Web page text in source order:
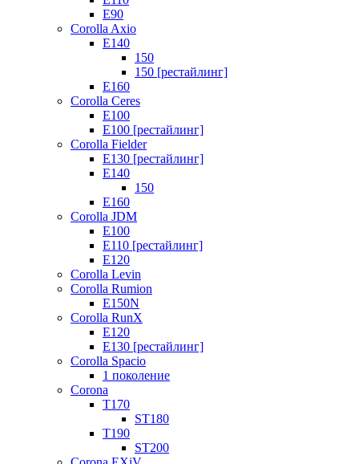
E90
Corolla Axio
E140
150
150 [рестайлинг]
E160
Corolla Ceres
E100
E100 [рестайлинг]
Corolla Fielder
E130 [рестайлинг]
E140
150
E160
Corolla JDM
E100
E110 [рестайлинг]
E120
Corolla Levin
Corolla Rumion
E150N
Corolla RunX
E120
E130 [рестайлинг]
Corolla Spacio
1 поколение
Corona
T170
ST180
T190
ST200